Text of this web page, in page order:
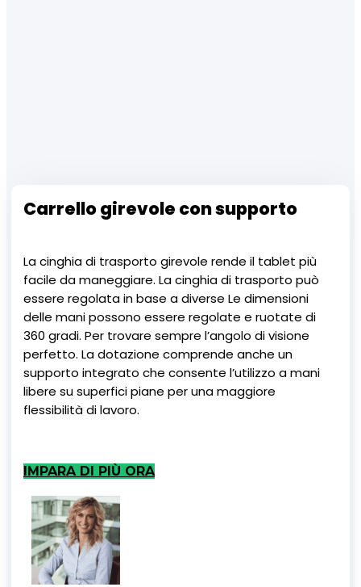
Carrello girevole con supporto
La cinghia di trasporto girevole rende il tablet più
facile da maneggiare. La cinghia di trasporto può
essere regolata in base a diverse Le dimensioni
delle mani possono essere regolate e ruotate di
360 gradi. Per trovare sempre l’angolo di visione
perfetto. La dotazione comprende anche un
supporto integrato che consente l’utilizzo a mani
libere su superfici piane per una maggiore
flessibilità di lavoro.
IMPARA DI PIÙ ORA